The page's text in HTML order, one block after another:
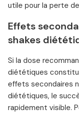
utile pour la perte
Effets
shakes
Si la dose
diététiques
effets secondaires
diététiques, le
rapidement visible.